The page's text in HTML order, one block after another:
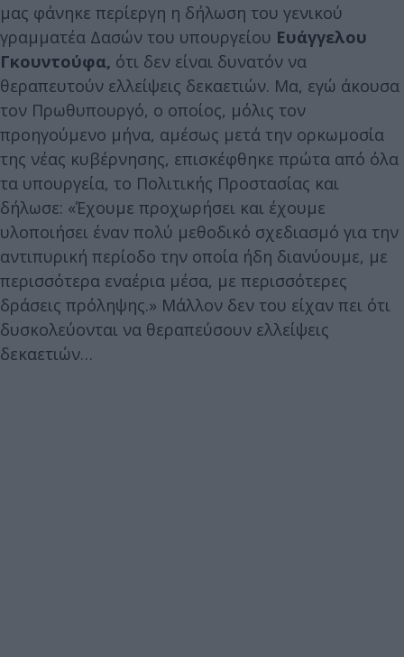
μας φάνηκε περίεργη η δήλωση του γενικού
γραμματέα Δασών του υπουργείου Ευάγγελου
Γκουντούφα, ότι δεν είναι δυνατόν να
θεραπευτούν ελλείψεις δεκαετιών. Μα, εγώ άκουσα
τον Πρωθυπουργό, ο οποίος, μόλις τον
προηγούμενο μήνα, αμέσως μετά την ορκωμοσία
της νέας κυβέρνησης, επισκέφθηκε πρώτα από όλα
τα υπουργεία, το Πολιτικής Προστασίας και
δήλωσε: «Έχουμε προχωρήσει και έχουμε
υλοποιήσει έναν πολύ μεθοδικό σχεδιασμό για την
αντιπυρική περίοδο την οποία ήδη διανύουμε, με
περισσότερα εναέρια μέσα, με περισσότερες
δράσεις πρόληψης.» Μάλλον δεν του είχαν πει ότι
δυσκολεύονται να θεραπεύσουν ελλείψεις
δεκαετιών…